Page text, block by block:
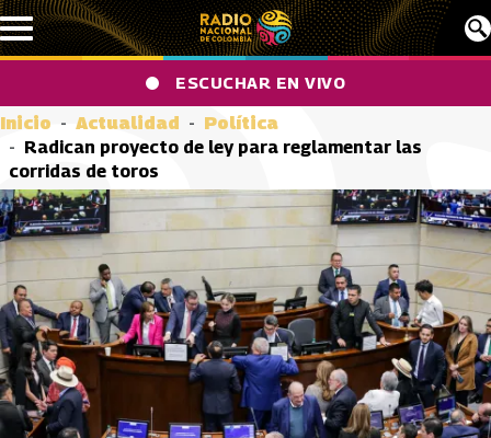
Pasar al contenido principal
ESCUCHAR EN VIVO
Inicio Actualidad
Política
Radican proyecto de ley para reglamentar las
corridas de toros